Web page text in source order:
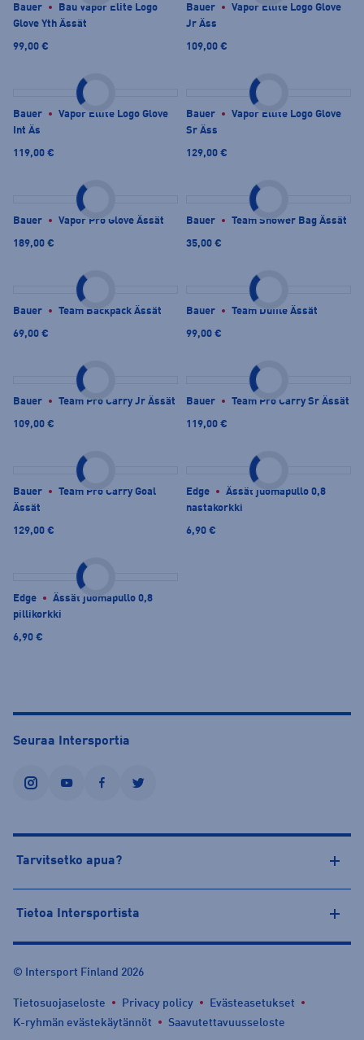
Bauer
Bau Vapor Elite Logo
Glove Yth Ässät
99,00 €
Bauer
Vapor Ellite Logo Glove
Jr Äss
109,00 €
Bauer
Vapor Ellite Logo Glove
Int Äs
119,00 €
Bauer
Vapor Ellite Logo Glove
Sr Äss
129,00 €
Bauer Vapor Pro Glove Ässät
189,00 €
Bauer Team Shower Bag Ässät
35,00 €
Bauer Team Backpack Ässät
69,00 €
Bauer Team Duffle Ässät
99,00 €
Bauer Team Pro Carry Jr Ässät
109,00 €
Bauer Team Pro Carry Sr Ässät
119,00 €
Bauer
Team Pro Carry Goal
Ässät
129,00 €
Edge
Ässät juomapullo 0,8
nastakorkki
6,90 €
Edge
Ässät juomapullo 0,8
pillikorkki
6,90 €
Seuraa Intersportia
instagramyoutubefacebooktwitter
Tarvitsetko apua?
Tietoa Intersportista
© Intersport Finland 2026
Tietosuojaseloste Privacy policy
Evästeasetukset
K-ryhmän evästekäytännöt
Saavutettavuusseloste